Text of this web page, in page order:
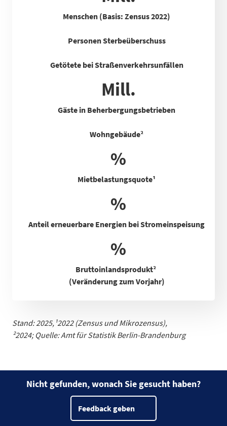
Menschen (Basis: Zensus 2022)
Personen Sterbeüberschuss
Getötete bei Straßenverkehrsunfällen
Mill.
Gäste in Beherbergungsbetrieben
Wohngebäude²
%
Mietbelastungsquote¹
%
Anteil erneuerbare Energien bei Stromeinspeisung
%
Bruttoinlandsprodukt²
(Veränderung zum Vorjahr)
Stand: 2025, ¹2022 (Zensus und Mikrozensus),
²2024; Quelle: Amt für Statistik Berlin-Brandenburg
Nicht gefunden, wonach Sie gesucht haben?
Feedback geben